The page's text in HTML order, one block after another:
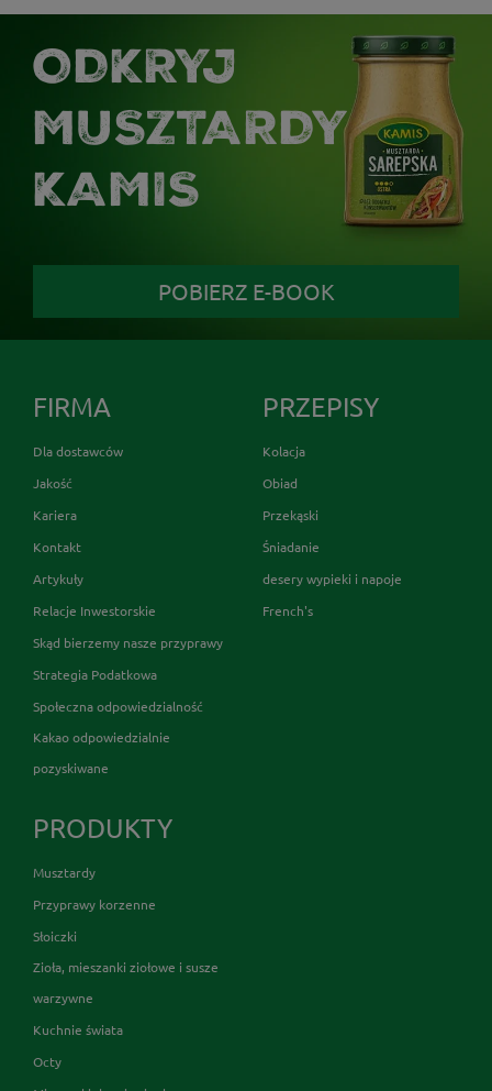
ODKRYJ
MUSZTARDY
KAMIS
POBIERZ E-BOOK
FIRMA
Dla dostawców
Jakość
Kariera
Kontakt
Artykuły
Relacje Inwestorskie
Skąd bierzemy nasze przyprawy
Strategia Podatkowa
Społeczna odpowiedzialność
Kakao odpowiedzialnie
pozyskiwane
PRZEPISY
Kolacja
Obiad
Przekąski
Śniadanie
desery wypieki i napoje
French's
PRODUKTY
Musztardy
Przyprawy korzenne
Słoiczki
Zioła, mieszanki ziołowe i susze
warzywne
Kuchnie świata
Octy